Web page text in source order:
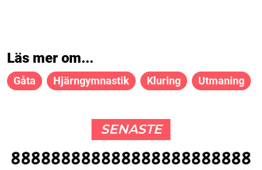
Läs mer om...
Gåta Hjärngymnastik Kluring Utmaning
SENASTE